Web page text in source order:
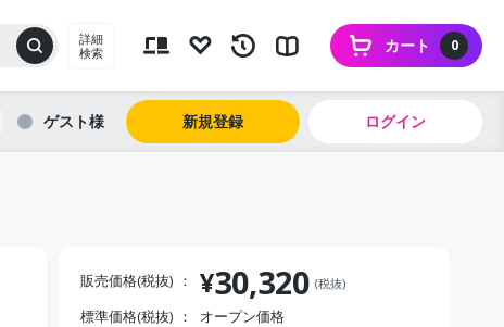
詳細
検索
0
カート
ゲスト 新規登録 ログイン
販売価格(税抜) ¥30,320 (税抜)
標準価格(税抜)
オープン価格